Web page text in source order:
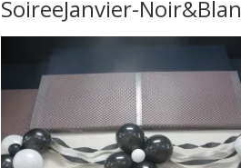
SoireeJanvier-